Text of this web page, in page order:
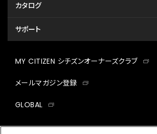
カタログ
サポート
MY CITIZEN シチズンオーナーズクラブ
メールマガジン登録
GLOBAL